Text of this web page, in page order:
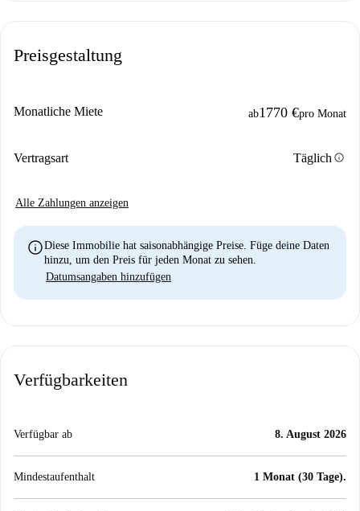
Preisgestaltung
Monatliche Miete ab1770 €pro Monat
Vertragsart Täglichinfo
Alle Zahlungen anzeigen
infoDiese Immobilie hat saisonabhängige Preise. Füge deine Daten
hinzu, um den Preis für jeden Monat zu sehen.
Datumsangaben hinzufügen
Verfügbarkeiten
Verfügbar ab 8. August 2026
Mindestaufenthalt 1 Monat (30 Tage).